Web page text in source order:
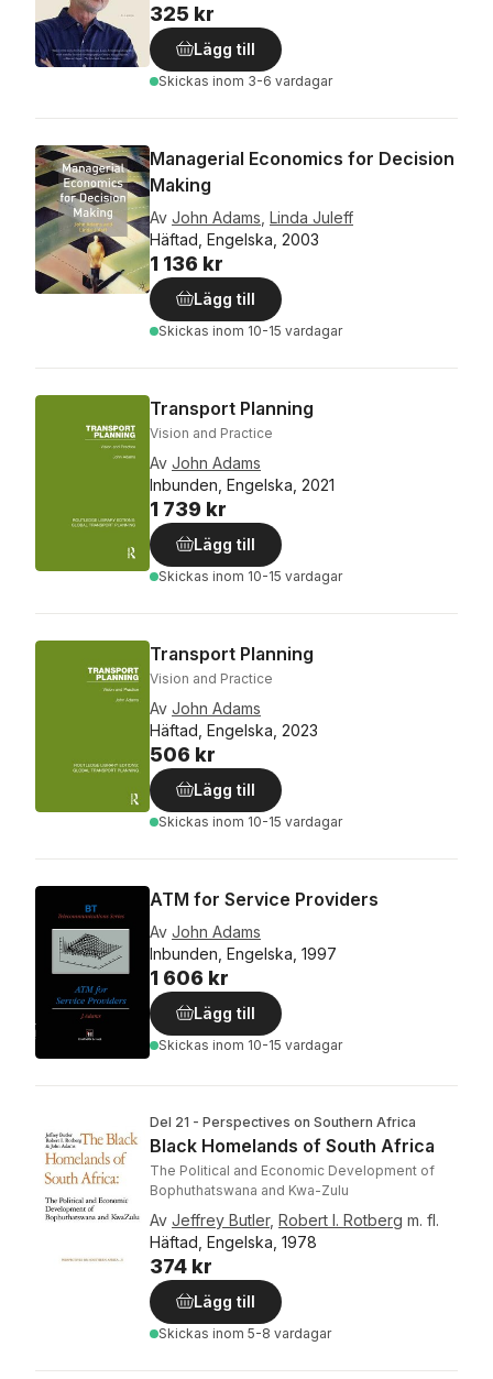
325 kr
Lägg till
Skickas inom 3-6 vardagar
Managerial Economics for Decision
Making
Av John Adams Linda Juleff
Häftad, Engelska, 2003
1 136 kr
Lägg till
Skickas inom 10-15 vardagar
Transport Planning
Vision and Practice
Av John Adams
Inbunden, Engelska, 2021
1 739 kr
Lägg till
Skickas inom 10-15 vardagar
Transport Planning
Vision and Practice
Av John Adams
Häftad, Engelska, 2023
506 kr
Lägg till
Skickas inom 10-15 vardagar
ATM for Service Providers
Av John Adams
Inbunden, Engelska, 1997
1 606 kr
Lägg till
Skickas inom 10-15 vardagar
Del 21 - Perspectives on Southern Africa
Black Homelands of South Africa
The Political and Economic Development of
Bophuthatswana and Kwa-Zulu
Av Jeffrey Butler, Robert I. Rotberg m. fl.
Häftad, Engelska, 1978
374 kr
Lägg till
Skickas inom 5-8 vardagar